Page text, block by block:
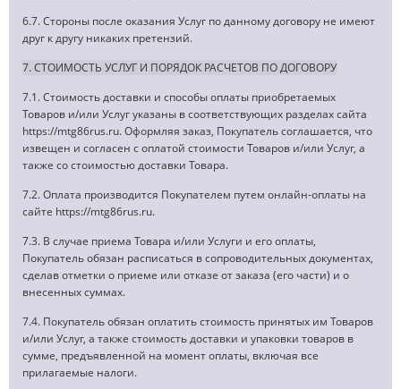
6.7. Стороны после оказания Услуг по данному договору не имеют
друг к другу никаких претензий.
7. СТОИМОСТЬ УСЛУГ И ПОРЯДОК РАСЧЕТОВ ПО ДОГОВОРУ
7.1. Стоимость доставки и способы оплаты приобретаемых
Товаров и/или Услуг указаны в соответствующих разделах сайта
https://mtg86rus.ru. Оформляя заказ, Покупатель соглашается, что
извещен и согласен с оплатой стоимости Товаров и/или Услуг, а
также со стоимостью доставки Товара.
7.2. Оплата производится Покупателем путем онлайн-оплаты на
сайте https://mtg86rus.ru.
7.3. В случае приема Товара и/или Услуги и его оплаты,
Покупатель обязан расписаться в сопроводительных документах,
сделав отметки о приеме или отказе от заказа (его части) и о
внесенных суммах.
7.4. Покупатель обязан оплатить стоимость принятых им Товаров
и/или Услуг, а также стоимость доставки и упаковки товаров в
сумме, предъявленной на момент оплаты, включая все
прилагаемые налоги.